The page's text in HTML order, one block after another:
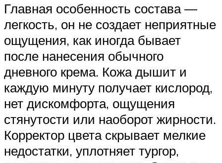
Главная особенность состава ―
легкость, он не создает неприятные
ощущения, как иногда бывает
после нанесения обычного
дневного крема. Кожа дышит и
каждую минуту получает кислород,
нет дискомфорта, ощущения
стянутости или наоборот жирности.
Корректор цвета скрывает мелкие
недостатки, уплотняет тургор,